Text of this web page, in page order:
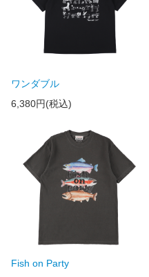
ワンダブル
6,380円(税込)
Fish on Party